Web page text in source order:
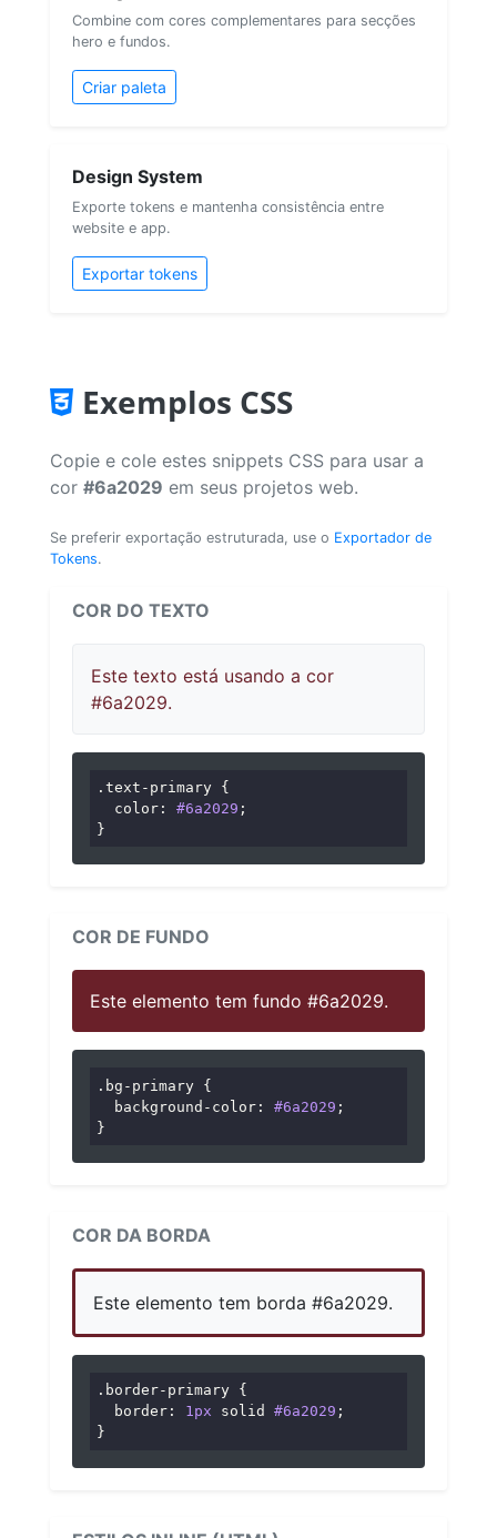
Combine com cores complementares para secções
hero e fundos.
Criar paleta
Design System
Exporte tokens e mantenha consistência entre
website e app.
Exportar tokens
Exemplos CSS
Copie e cole estes snippets CSS para usar a
cor #6a2029 em seus projetos web.
Se preferir exportação estruturada, use o Exportador de
Tokens.
COR DO TEXTO
Este texto está usando a cor
#6a2029.
.text-primary {
color : #6a2029 ;
}
COR DE FUNDO
Este elemento tem fundo #6a2029.
.bg-primary {
background-color : #6a2029 ;
}
COR DA BORDA
Este elemento tem borda #6a2029.
.border-primary {
border : 1px solid #6a2029 ;
}